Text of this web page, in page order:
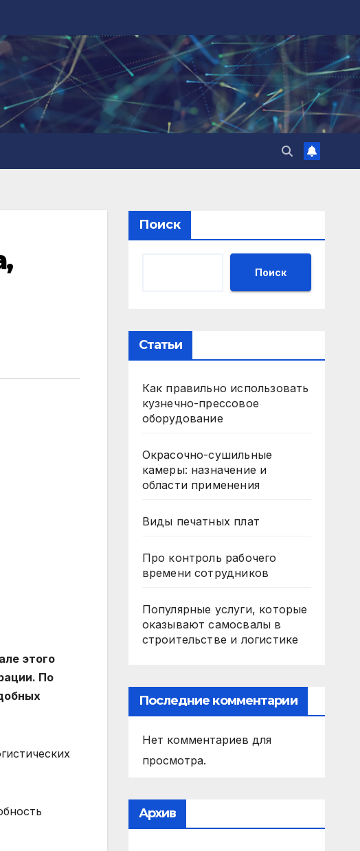
этого
По
Поиск
Поиск
Статьи
Как правильно использовать
кузнечно-прессовое
оборудование
Окрасочно-сушильные
камеры: назначение и
области применения
Виды печатных плат
Про контроль рабочего
времени сотрудников
Популярные услуги, которые
оказывают самосвалы в
строительстве и логистике
Последние комментарии
Нет комментариев для
просмотра.
Архив